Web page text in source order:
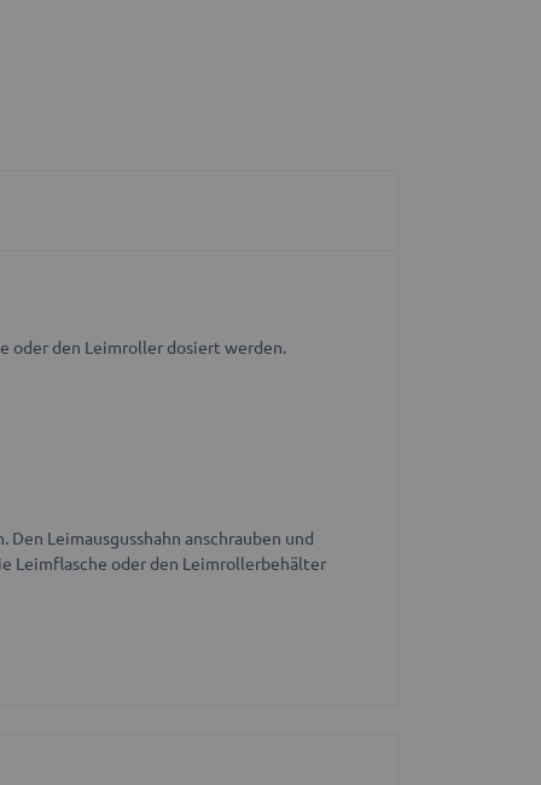
oder den Leimroller dosiert werden.
Leimausgusshahn anschrauben und
Leimflasche oder den Leimrollerbehälter